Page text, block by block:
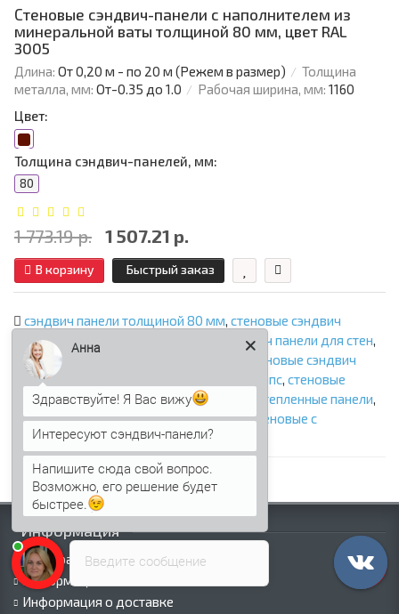
Стеновые сэндвич-панели с наполнителем из
минеральной ваты толщиной 80 мм, цвет RAL
3005
Длина: От 0,20 м - по 20 м (Режем в размер)
Толщина
металла, мм: От-0.35 до 1.0 Рабочая ширина, мм: 1160
Цвет:
Толщина сэндвич-панелей, мм:
80
1 773.19 р. 1 507.21 р.
В корзину Быстрый заказ
сэндвич панели толщиной 80 мм, стеновые сэндвич
панели
сэндвич панели стеновые сэндвич панели для стен,
стеновые сэндвич панели с минватой
стеновые сэндвич
панели с ппу
стеновые сэндвич панели с ппс, стеновые
сэндвич панели с пир,стеновые панели утепленные панели,
панели с утеплителем,сэндвич панели стеновые с
наполнителем, фасадные сэндвич панели
Информация
Палитра RAL
Информация о компании
Информация о доставке
Введите сообщение
Анна
Здравствуйте! Я Вас вижу
Интересуют сэндвич-панели?
Напишите сюда свой вопрос.
Возможно, его решение будет
быстрее.